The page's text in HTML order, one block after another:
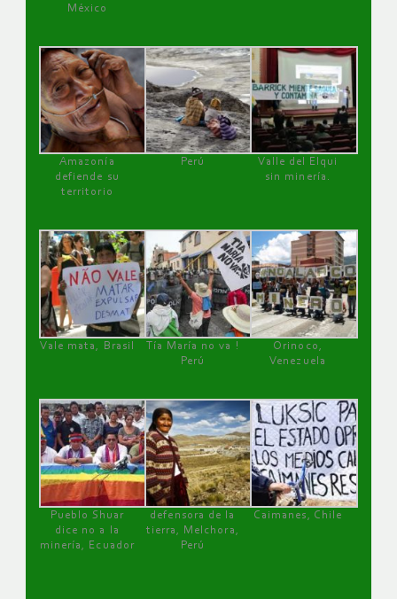
México
Amazonía
defiende su
territorio
Perú
Valle del Elqui
sin minería.
Vale mata, Brasil
Tía María no va !
Perú
Orinoco,
Venezuela
Pueblo Shuar
dice no a la
minería, Ecuador
defensora de la
tierra, Melchora,
Perú
Caimanes, Chile